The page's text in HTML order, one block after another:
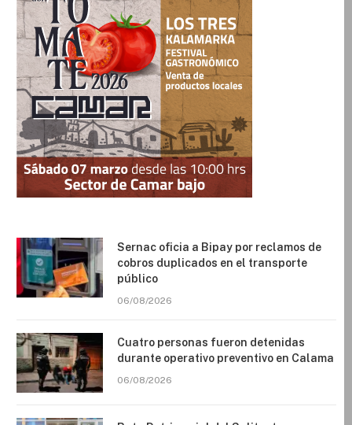
Sernac oficia a Bipay por reclamos de
cobros duplicados en el transporte
público
06/08/2026
Cuatro personas fueron detenidas
durante operativo preventivo en Calama
06/08/2026